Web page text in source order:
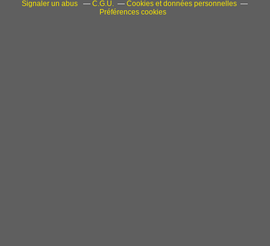
Signaler un abus C.G.U.
Cookies et données personnelles
Préférences cookies